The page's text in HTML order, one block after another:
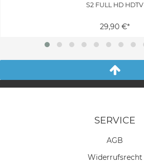
S2 FULL HD HDTV
29,90 €*
SERVICE
AGB
Widerrufs­recht